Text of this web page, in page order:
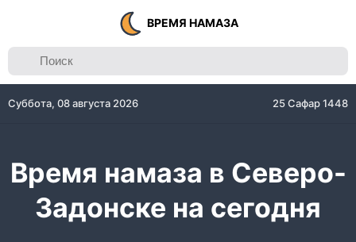
ВРЕМЯ НАМАЗА
Суббота, 08 августа 2026 25 Сафар 1448
Время намаза в Северо-
Задонске на сегодня